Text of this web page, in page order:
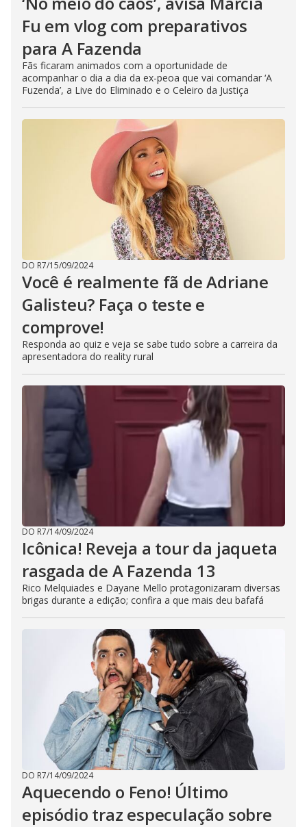
Fu em vlog com preparativos
para A Fazenda
Fãs ficaram animados com a oportunidade de
acompanhar o dia a dia da ex-peoa que vai comandar ‘A
Fuzenda’, a Live do Eliminado e o Celeiro da Justiça
DO R7/15/09/2024
Você é realmente fã de Adriane
Galisteu? Faça o teste e
comprove!
Responda ao quiz e veja se sabe tudo sobre a carreira da
apresentadora do reality rural
DO R7/14/09/2024
Icônica! Reveja a tour da jaqueta
rasgada de A Fazenda 13
Rico Melquiades e Dayane Mello protagonizaram diversas
brigas durante a edição; confira a que mais deu bafafá
DO R7/14/09/2024
Aquecendo o Feno! Último
episódio traz especulação sobre